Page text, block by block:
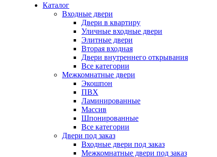
Каталог
Входные двери
Двери в квартиру
Уличные входные двери
Элитные двери
Вторая входная
Двери внутреннего открывания
Все категории
Межкомнатные двери
Экошпон
ПВХ
Ламинированные
Массив
Шпонированные
Все категории
Двери под заказ
Входные двери под заказ
Межкомнатные двери под заказ